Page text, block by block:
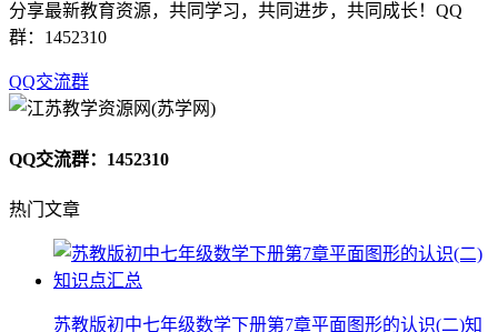
分享最新教育资源，共同学习，共同进步，共同成长！QQ
群：1452310
QQ交流群
QQ交流群：1452310
热门文章
苏教版初中七年级数学下册第7章平面图形的认识(二)知